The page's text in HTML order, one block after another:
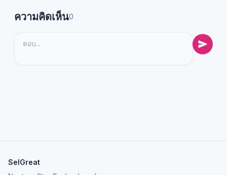
ความคิดเห็น0
SelGreat